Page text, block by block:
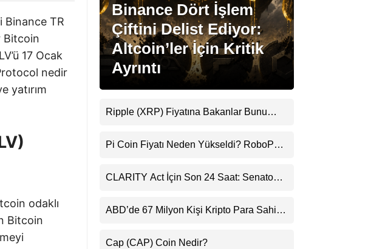
Facebook
Instagram
LinkedIn
Binance TR
Bitcoin
17 Ocak
nedir
yatırım
odaklı
Bitcoin
Binance Dört İşlem
Çiftini Delist Ediyor:
Altcoin’ler İçin Kritik
Ayrıntı
Ripple (XRP) Fiyatına Bakanlar Bunu
Uyarı
Pi Coin Fiyatı Neden Yükseldi? RoboPay
Destekledi
CLARITY Act İçin Son 24 Saat: Senato
Beklentisini Bozabilir
ABD’de 67 Milyon Kişi Kripto Para Sahibi:
Cap (CAP) Coin Nedir?